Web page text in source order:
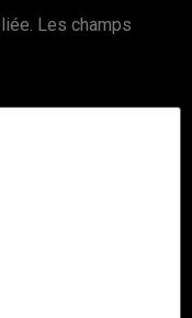
Les champs